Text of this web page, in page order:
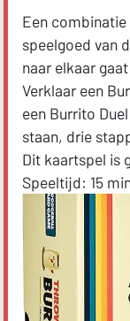
Een
speelgoed van
naar elkaar
Verklaar een
een Burrito
staan, drie
Dit kaartspel is
Speeltijd: 15